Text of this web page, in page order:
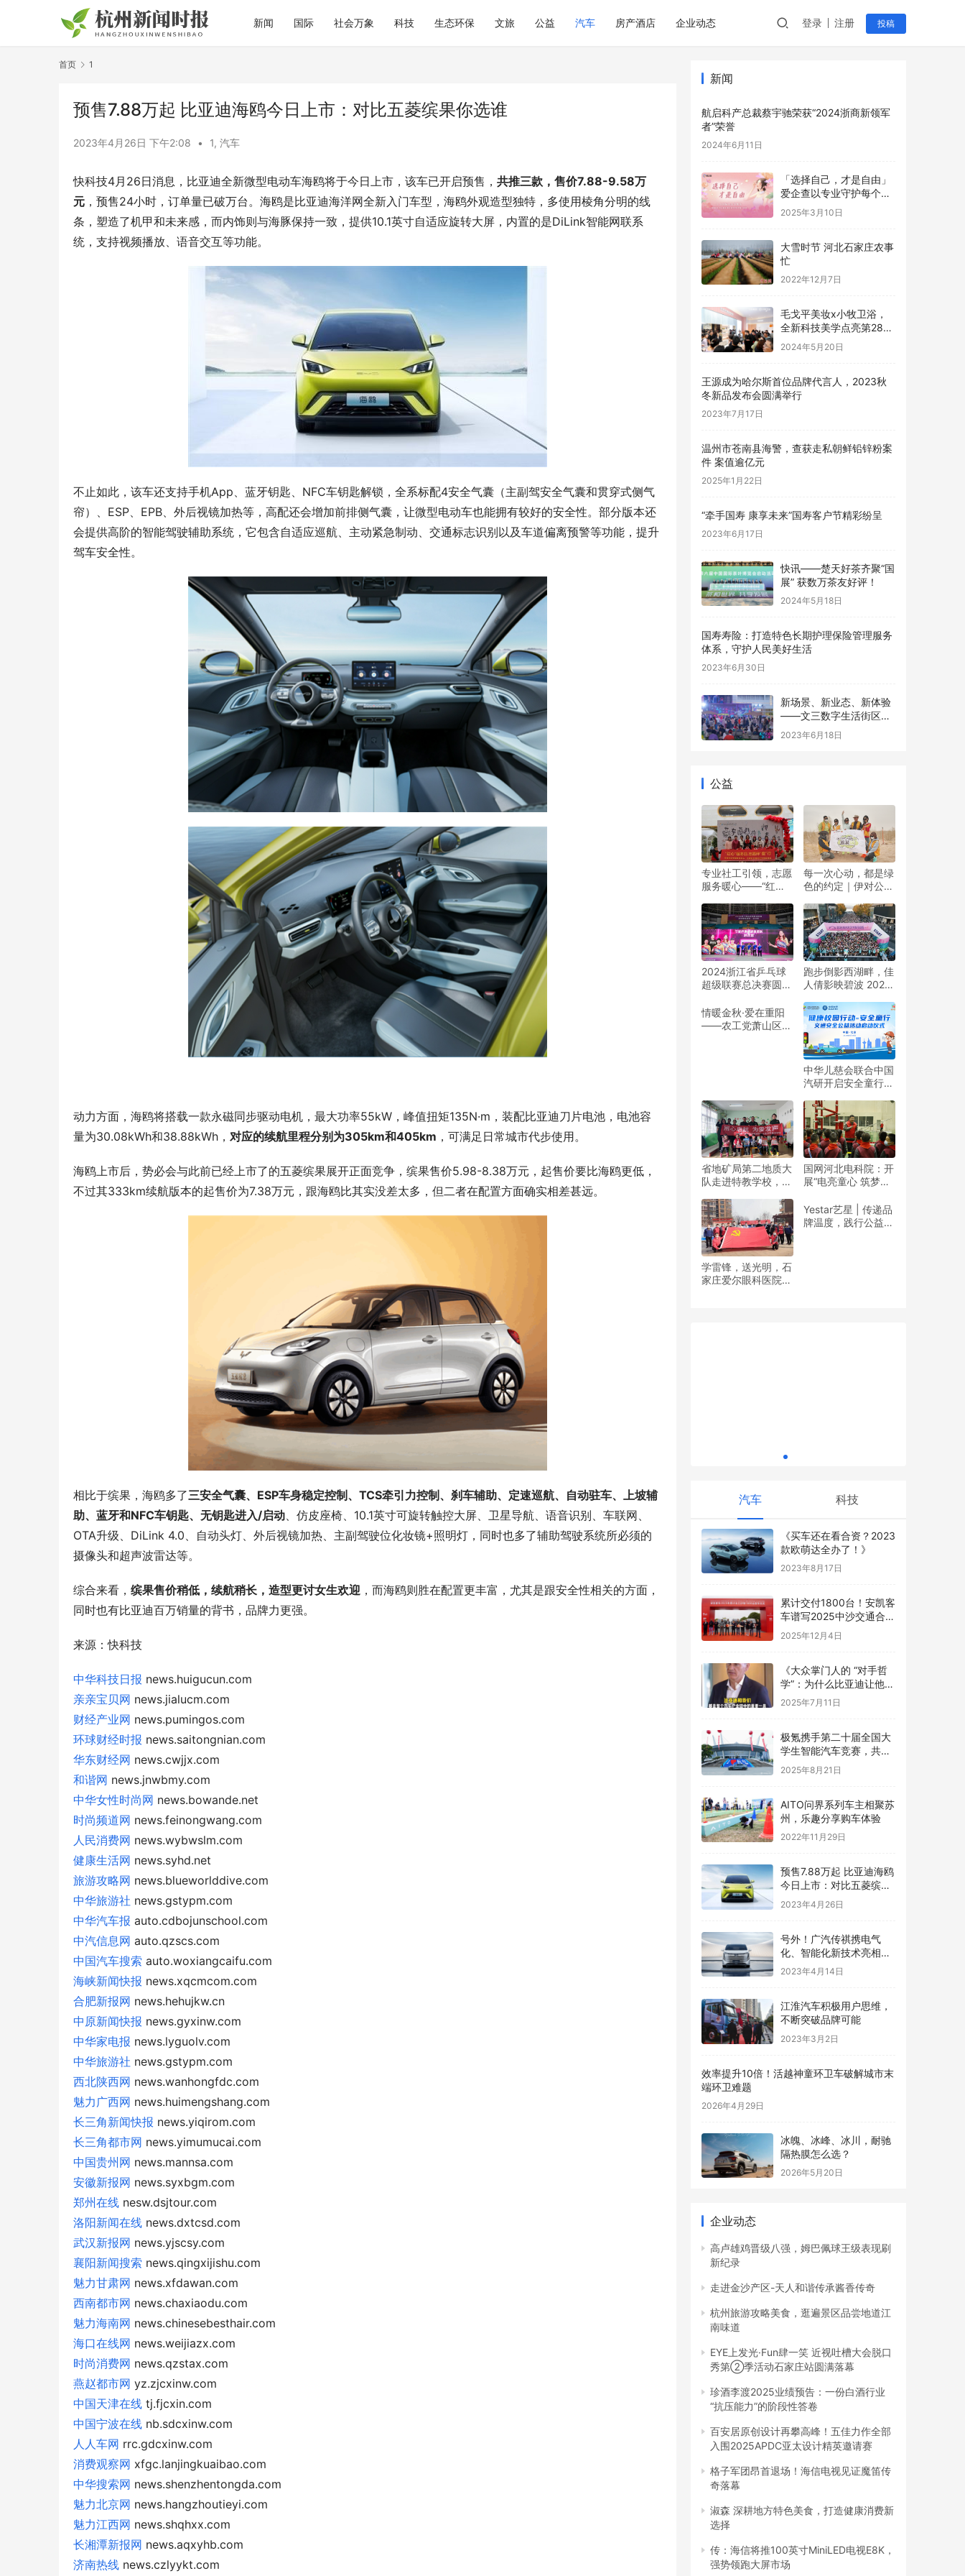
新闻 国际 社会万象 科技 生态环保 文旅 公益 汽车 房产酒店 企业动态 登录 注册 投稿
首页 1
预售7.88万起 比亚迪海鸥今日上市：对比五菱缤果你选谁
2023年4月26日 下午2:08 • 1, 汽车
快科技4月26日消息，比亚迪全新微型电动车海鸥将于今日上市，该车已开启预售， 共推三款，售价7.88-9.58万
元 ，预售24小时，订单量已破万台。海鸥是比亚迪海洋网全新入门车型，海鸥外观造型独特，多使用棱角分明的线
条，塑造了机甲和未来感，而内饰则与海豚保持一致，提供10.1英寸自适应旋转大屏，内置的是DiLink智能网联系
统，支持视频播放、语音交互等功能。
不止如此，该车还支持手机App、蓝牙钥匙、NFC车钥匙解锁，全系标配4安全气囊（主副驾安全气囊和贯穿式侧气
帘）、ESP、EPB、外后视镜加热等，高配还会增加前排侧气囊，让微型电动车也能拥有较好的安全性。部分版本还
会提供高阶的智能驾驶辅助系统，它包含自适应巡航、主动紧急制动、交通标志识别以及车道偏离预警等功能，提升
驾车安全性。
动力方面，海鸥将搭载一款永磁同步驱动电机，最大功率55kW，峰值扭矩135N·m，装配比亚迪刀片电池，电池容
量为30.08kWh和38.88kWh， 对应的续航里程分别为305km和405km ，可满足日常城市代步使用。
海鸥上市后，势必会与此前已经上市了的五菱缤果展开正面竞争，缤果售价5.98-8.38万元，起售价要比海鸥更低，
不过其333km续航版本的起售价为7.38万元，跟海鸥比其实没差太多，但二者在配置方面确实相差甚远。
相比于缤果，海鸥多了三安全气囊、ESP车身稳定控制、TCS牵引力控制、刹车辅助、定速巡航、自动驻车、上坡辅
助、蓝牙和NFC车钥匙、无钥匙进入/启动、仿皮座椅、10.1英寸可旋转触控大屏、卫星导航、语音识别、车联网、
OTA升级、DiLink 4.0、自动头灯、外后视镜加热、主副驾驶位化妆镜+照明灯，同时也多了辅助驾驶系统所必须的
摄像头和超声波雷达等。
综合来看， 缤果售价稍低，续航稍长，造型更讨女生欢迎 ，而海鸥则胜在配置更丰富，尤其是跟安全性相关的方面，
同时也有比亚迪百万销量的背书，品牌力更强。
来源：快科技
中华科技日报 news.huigucun.com
亲亲宝贝网 news.jialucm.com
财经产业网 news.pumingos.com
环球财经时报 news.saitongnian.com
华东财经网 news.cwjjx.com
和谐网 news.jnwbmy.com
中华女性时尚网 news.bowande.net
时尚频道网 news.feinongwang.com
人民消费网 news.wybwslm.com
健康生活网 news.syhd.net
旅游攻略网 news.blueworlddive.com
中华旅游社 news.gstypm.com
中华汽车报 auto.cdbojunschool.com
中汽信息网 auto.qzscs.com
中国汽车搜索 auto.woxiangcaifu.com
海峡新闻快报 news.xqcmcom.com
合肥新报网 news.hehujkw.cn
中原新闻快报 news.gyxinw.com
中华家电报 news.lyguolv.com
中华旅游社 news.gstypm.com
西北陕西网 news.wanhongfdc.com
魅力广西网 news.huimengshang.com
长三角新闻快报 news.yiqirom.com
长三角都市网 news.yimumucai.com
中国贵州网 news.mannsa.com
安徽新报网 news.syxbgm.com
郑州在线 nesw.dsjtour.com
洛阳新闻在线 news.dxtcsd.com
武汉新报网 news.yjscsy.com
襄阳新闻搜索 news.qingxijishu.com
魅力甘肃网 news.xfdawan.com
西南都市网 news.chaxiaodu.com
魅力海南网 news.chinesebesthair.com
海口在线网 news.weijiazx.com
时尚消费网 news.qzstax.com
燕赵都市网 yz.zjcxinw.com
中国天津在线 tj.fjcxin.com
中国宁波在线 nb.sdcxinw.com
人人车网 rrc.gdcxinw.com
消费观察网 xfgc.lanjingkuaibao.com
中华搜索网 news.shenzhentongda.com
魅力北京网 news.hangzhoutieyi.com
魅力江西网 news.shqhxx.com
长湘潭新报网 news.aqxyhb.com
济南热线 news.czlyykt.com
新闻
航启科产总裁蔡宇驰荣获“2024浙商新领军
者”荣誉
2024年6月11日
「选择自己，才是自由」
爱企查以专业守护每个选
择
2025年3月10日
大雪时节 河北石家庄农事
忙
2022年12月7日
毛戈平美妆x小牧卫浴，
全新科技美学点亮第28届
中国国际厨卫展！
2024年5月20日
王源成为哈尔斯首位品牌代言人，2023秋
冬新品发布会圆满举行
2023年7月17日
温州市苍南县海警，查获走私朝鲜铅锌粉案
件 案值逾亿元
2025年1月22日
“牵手国寿 康享未来”国寿客户节精彩纷呈
2023年6月17日
快讯——楚天好茶齐聚“国
展” 获数万茶友好评！
2024年5月18日
国寿寿险：打造特色长期护理保险管理服务
体系，守护人民美好生活
2023年6月30日
新场景、新业态、新体验
——文三数字生活街区数
字国潮市集沉浸式演绎夜
游新活力
2023年6月18日
公益
专业社工引领，志愿
服务暖心——“红心”
每一次心动，都是绿
色的约定｜伊对公益
双向奔赴
2024浙江省乒乓球
超级联赛总决赛圆满
跑步倒影西湖畔，佳
人倩影映碧波 2024
靓丽开赛
情暖金秋·爱在重阳
——农工党萧山区基
中华儿慈会联合中国
汽研开启安全童行公
省地矿局第二地质大
队走进特教学校，暖
国网河北电科院：开
展“电亮童心 筑梦未
学雷锋，送光明，石
家庄爱尔眼科医院党
Yestar艺星 | 传递品
牌温度，践行公益之
2024阿拉善英雄会 让快乐相伴 让热爱延续
邻+护航，银龄智慧出行记——万和社区开
展智慧出行体验活动
方寸驿站暖人心，货拉拉构筑一线劳动者温
汽车 科技
《买车还在看合资？2023
款欧萌达全办了！》
2023年8月17日
累计交付1800台！安凯客
车谱写2025中沙交通合作
新篇章
2025年12月4日
《大众掌门人的 “对手哲
学”：为什么比亚迪让他们
更优秀？》
2025年7月11日
极氪携手第二十届全国大
学生智能汽车竞赛，共创
智能化生态发展
2025年8月21日
AITO问界系列车主相聚苏
州，乐趣分享购车体验
2022年11月29日
预售7.88万起 比亚迪海鸥
今日上市：对比五菱缤果
你选谁
2023年4月26日
号外！广汽传祺携电气
化、智能化新技术亮相上
海车展，发布重磅新车E9
2023年4月14日
江淮汽车积极用户思维，
不断突破品牌可能
2023年3月2日
效率提升10倍！活越神童环卫车破解城市末
端环卫难题
2026年4月29日
冰魄、冰峰、冰川，耐驰
隔热膜怎么选？
2026年5月20日
企业动态
高卢雄鸡晋级八强，姆巴佩球王级表现刷
新纪录
走进金沙产区-天人和谐传承酱香传奇
杭州旅游攻略美食，逛遍景区品尝地道江
南味道
EYE上发光·Fun肆一笑 近视吐槽大会脱口
秀第②季活动石家庄站圆满落幕
珍酒李渡2025业绩预告：一份白酒行业
“抗压能力”的阶段性答卷
百安居原创设计再攀高峰！五佳力作全部
入围2025APDC亚太设计精英邀请赛
格子军团昂首退场！海信电视见证魔笛传
奇落幕
淑森 深耕地方特色美食，打造健康消费新
选择
传：海信将推100英寸MiniLED电视E8K，
强势领跑大屏市场